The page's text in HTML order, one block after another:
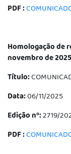
PDF :
Homologação de
novembro de 2025
Título:
Data:06/11/2025
Edição nº:2719/
PDF :